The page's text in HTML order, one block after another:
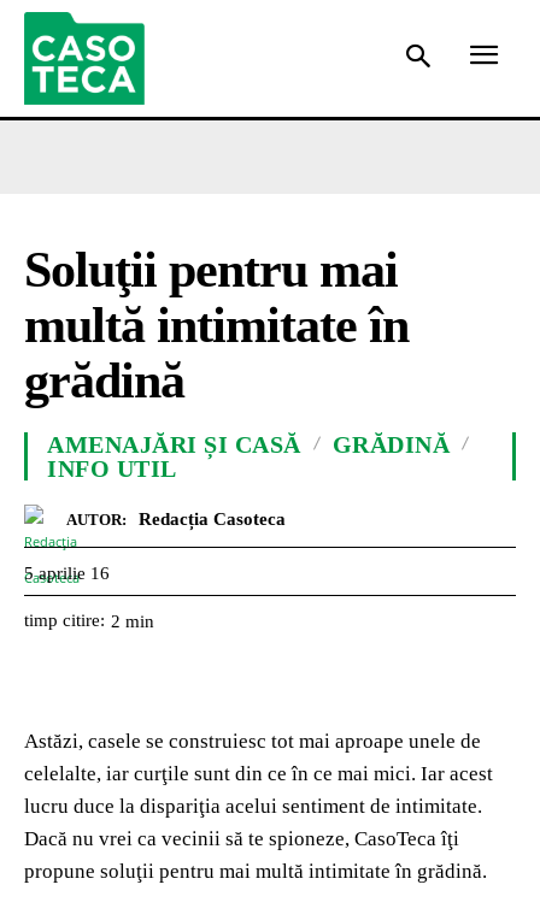
Soluţii pentru mai
multă intimitate în
grădină
AMENAJĂRI ȘI CASĂ
GRĂDINĂ
INFO UTIL
AUTOR: Redacția Casoteca
5 aprilie 16
timp citire: 2 min
Astăzi, casele se construiesc tot mai aproape unele de
celelalte, iar curţile sunt din ce în ce mai mici. Iar acest
lucru duce la dispariţia acelui sentiment de intimitate.
Dacă nu vrei ca vecinii să te spioneze, CasoTeca îţi
propune soluţii pentru mai multă intimitate în grădină.